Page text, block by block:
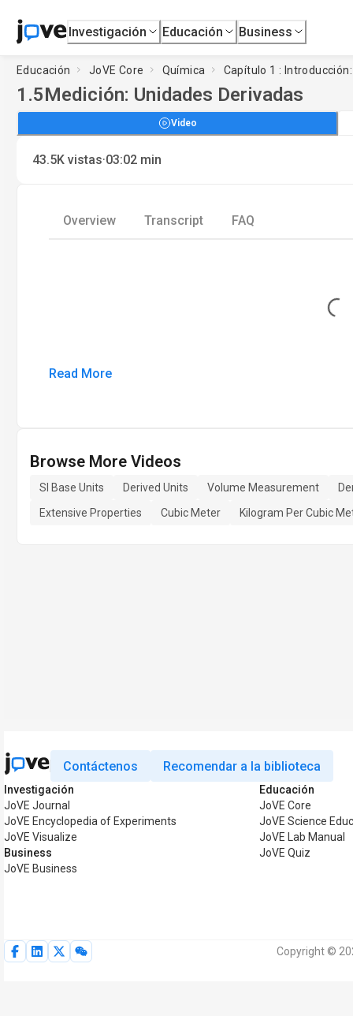
Investigación Educación Business
Educación JoVE Core Química Capítulo 1 :
1.5Medición: Unidades Derivadas
Video
43.5K vistas·03:02 min
Overview Transcript FAQ
Loading...
Read More
Browse More Videos
SI Base Units Derived Units Volume Measurement
Extensive Properties
Cubic Meter Kilogram Per Cubic
Contáctenos Recomendar a la biblioteca
Investigación
JoVE Journal
JoVE Encyclopedia of Experiments
JoVE Visualize
Business
JoVE Business
Educación
JoVE Core
JoVE Science
JoVE Lab Manual
JoVE Quiz
Copyright ©